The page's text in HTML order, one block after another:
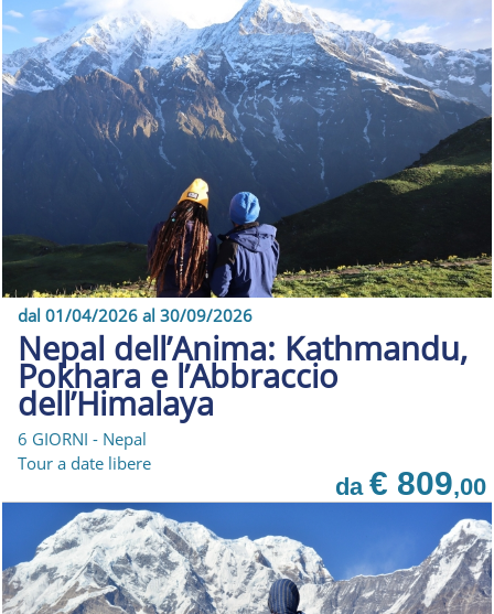
dal 01/04/2026 al 30/09/2026
Nepal dell’Anima: Kathmandu,
Pokhara e l’Abbraccio
dell’Himalaya
6 GIORNI - Nepal
Tour a date libere
da € 809,00